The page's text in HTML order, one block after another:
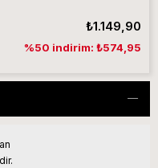
₺1.149,90
%50 indirim: ₺574,95